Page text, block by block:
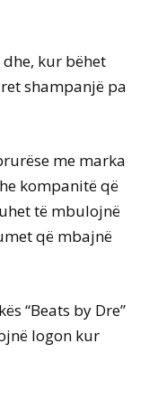
kur bëhet
shampanjë pa
me marka
kompanitë që
të mbulojnë
që mbajnë
“Beats by Dre”
logon kur